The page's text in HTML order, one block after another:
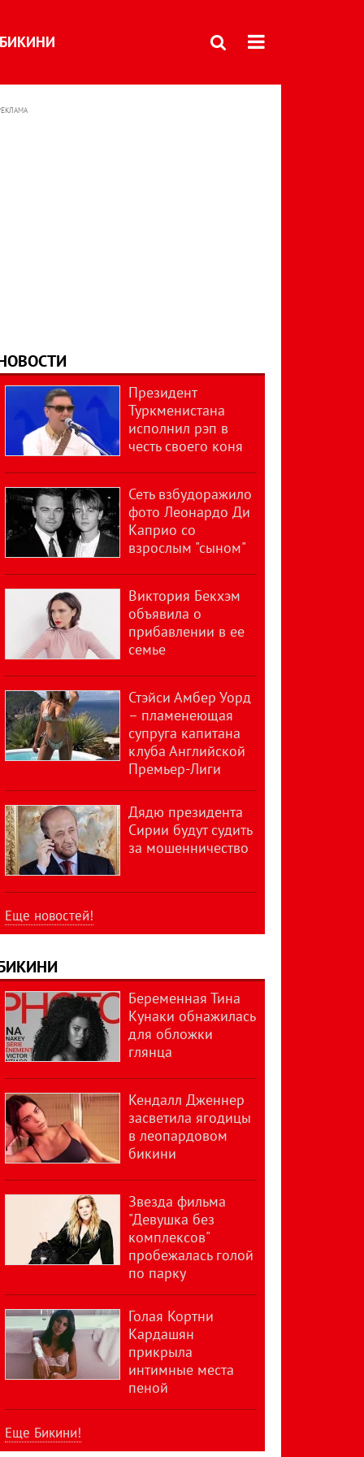
БИКИНИ
Президент
Туркменистана
исполнил рэп в
честь своего коня
Сеть взбудоражило
фото Леонардо Ди
Каприо со
взрослым "сыном"
Виктория Бекхэм
объявила о
прибавлении в ее
семье
Стэйси Амбер Уорд
– пламенеющая
супруга капитана
клуба Английской
Премьер-Лиги
Дядю президента
Сирии будут судить
за мошенничество
Еще новостей!
Беременная Тина
Кунаки обнажилась
для обложки
глянца
Кендалл Дженнер
засветила ягодицы
в леопардовом
бикини
Звезда фильма
"Девушка без
комплексов"
пробежалась голой
по парку
Голая Кортни
Кардашян
прикрыла
интимные места
пеной
Еще Бикини!